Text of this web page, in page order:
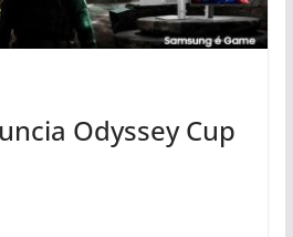
Odyssey Cup